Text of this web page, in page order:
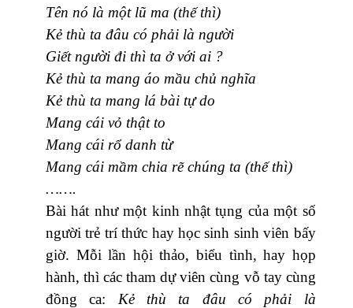
Tên nó là một lũ ma (thế thì)
Kẻ thù ta đâu có phải là người
Giết người đi thì ta ở với ai ?
Kẻ thù ta mang áo mầu chủ nghĩa
Kẻ thù ta mang lá bài tự do
Mang cái vỏ thật to
Mang cái rổ danh từ
Mang cái mầm chia rẽ chúng ta (thế thì)
…….
Bài hát như một kinh nhật tụng của một số
người trẻ trí thức hay học sinh sinh viên bấy
giờ. Mỗi lần hội thảo, biểu tình, hay họp
hành, thì các tham dự viên cùng vỗ tay cùng
đồng ca: Kẻ thù ta đâu có phải là